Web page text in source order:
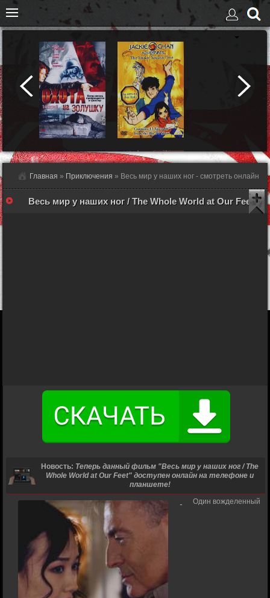
Главная » Приключения » Весь мир у наших ног - смотреть онлайн
Весь мир у наших ног / The Whole World at Our Feet
Новость: Теперь данный фильм "Весь мир у наших ног / The
Whole World at Our Feet" доступен онлайн на телефоне и
планшете!
Один вожделенный